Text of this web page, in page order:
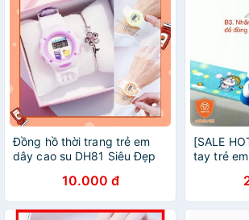
Đồng hồ thời trang trẻ em
dây cao su DH81 Siêu Đẹp
10.000 đ
[SALE
tay trẻ